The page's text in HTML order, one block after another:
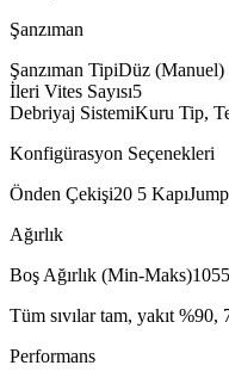
Şanzıman
Şanzıman TipiDüz (Manuel)
İleri Vites Sayısı5
Debriyaj SistemiKuru Tip,
Konfigürasyon Seçenekleri
Önden Çekişi20 5 KapıJump
Ağırlık
Boş Ağırlık (Min-Maks)
Tüm sıvılar tam, yakıt
Performans